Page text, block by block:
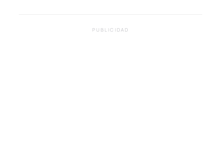
PUBLICIDAD